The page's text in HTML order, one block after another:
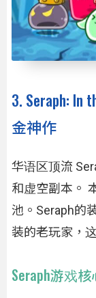
3. Seraph: In
金神作
华语区顶流
和虚空副本。
池。Seraph的
装的老玩家，
Seraph游戏